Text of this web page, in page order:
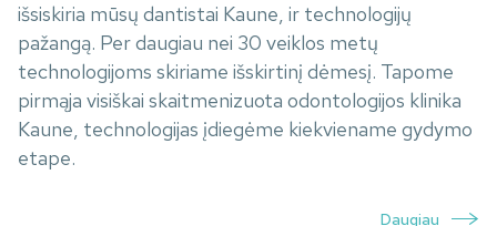
išsiskiria mūsų dantistai Kaune, ir technologijų
pažangą. Per daugiau nei 30 veiklos metų
technologijoms skiriame išskirtinį dėmesį. Tapome
pirmąja visiškai skaitmenizuota odontologijos klinika
Kaune, technologijas įdiegėme kiekviename gydymo
etape.
Daugiau